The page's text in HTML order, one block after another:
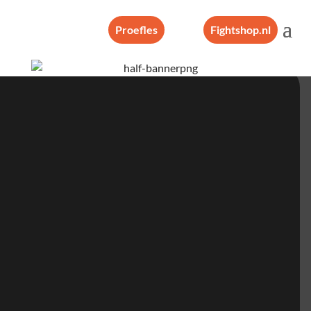
Proefles Fightshop.nl